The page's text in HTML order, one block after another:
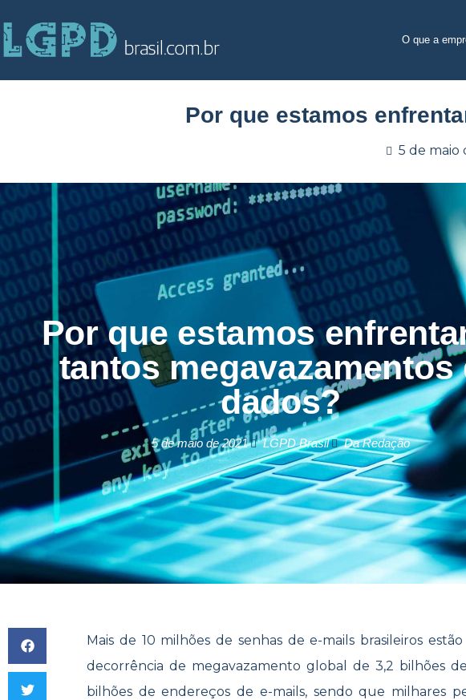
O que a
Por que estamos
5 de maio
Por que estamos
tantos megavazamentos
dados?
5 de maio de 2021 LGPD Brasil Da Redação
Mais de 10 milhões de senhas de e-mails brasileiros
decorrência de megavazamento global de 3,2 bilhões
bilhões de endereços de e-mails, sendo que milhares